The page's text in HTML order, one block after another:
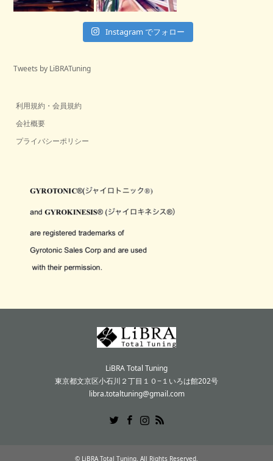
Instagram でフォロー
Tweets by LiBRATuning
利用規約・会員規約
会社概要
プライバシーポリシー
LiBRA Total Tuning
東京都文京区小石川２丁目１０−１いろは館202号
libra.totaltuning@gmail.com
© LiBRA Total Tuning. All Rights Reserved.